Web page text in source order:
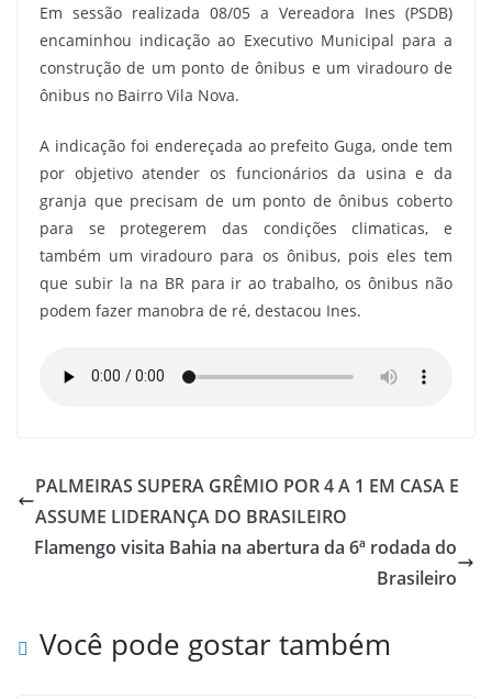
Em sessão realizada 08/05 a Vereadora Ines (PSDB)
encaminhou indicação ao Executivo Municipal para a
construção de um ponto de ônibus e um viradouro de
ônibus no Bairro Vila Nova.
A indicação foi endereçada ao prefeito Guga, onde tem
por objetivo atender os funcionários da usina e da
granja que precisam de um ponto de ônibus coberto
para se protegerem das condições climaticas, e
também um viradouro para os ônibus, pois eles tem
que subir la na BR para ir ao trabalho, os ônibus não
podem fazer manobra de ré, destacou Ines.
PALMEIRAS SUPERA GRÊMIO POR 4 A 1 EM CASA E
ASSUME LIDERANÇA DO BRASILEIRO
Flamengo visita Bahia na abertura da 6ª rodada do
Brasileiro
Você pode gostar também